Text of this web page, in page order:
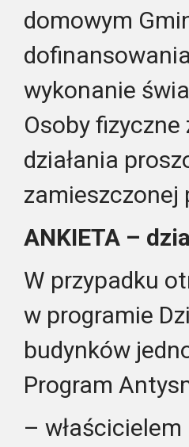
domowym
wykonanie
Osoby
działania
zamieszczonej
ANKIETA –
W przypadku
w programie
budynków
Program
–